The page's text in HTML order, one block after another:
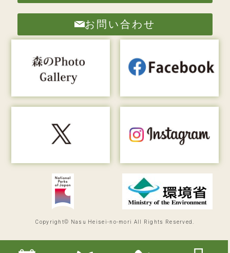
お問い合わせ
Copyright© Nasu Heisei-no-mori All Rights Reserved.